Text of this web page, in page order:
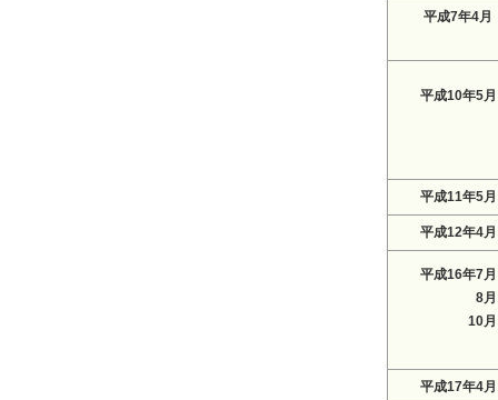
平成7年4月
平成10年5月
平成11年5月
平成12年4月
平成16年7月
8月
10月
平成17年4月